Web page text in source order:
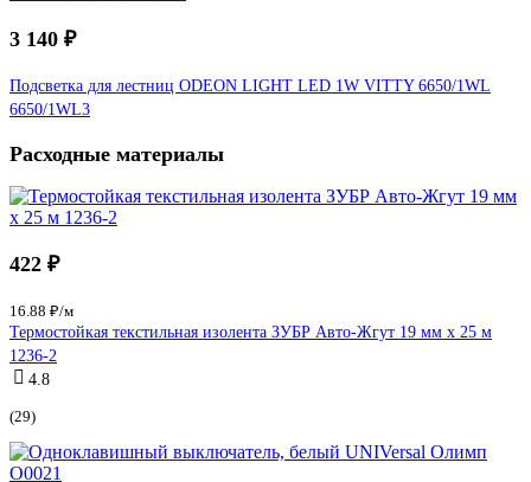
3 140 ₽
Подсветка для лестниц ODEON LIGHT LED 1W VITTY 6650/1WL
6650/1WL3
Расходные материалы
422 ₽
16.88 ₽/м
Термостойкая текстильная изолента ЗУБР Авто-Жгут 19 мм х 25 м
1236-2
4.8
(29)